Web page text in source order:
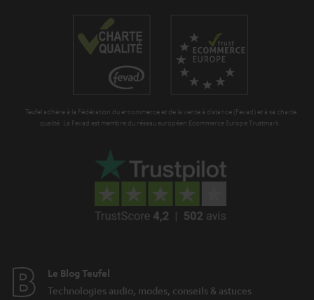
Teufel adhère à la Fédération du e-commerce et de la vente à distance (Fevad) et à sa charte
qualité. La Fevad est membre du réseau européen Ecommerce Europe Trustmark.
Le Blog Teufel
Technologies audio, modes, conseils & astuces